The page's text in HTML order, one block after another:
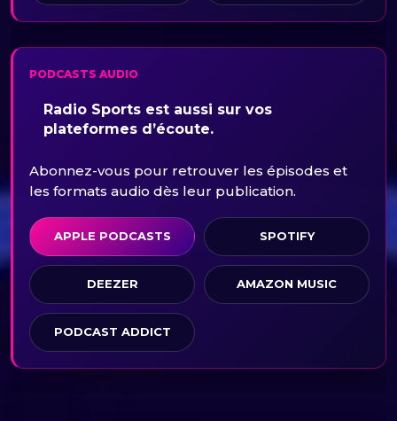
PODCASTS AUDIO
Radio Sports est aussi sur vos
plateformes d’écoute.
Abonnez-vous pour retrouver les épisodes et
les formats audio dès leur publication.
APPLE PODCASTS SPOTIFY
DEEZER AMAZON MUSIC
PODCAST ADDICT